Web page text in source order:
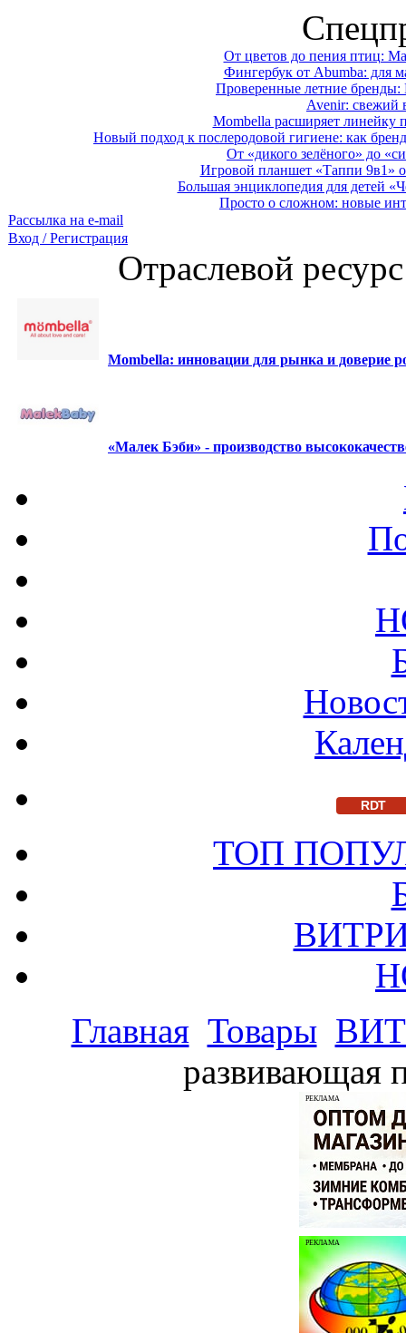
От цветов до пения птиц:
Фингербук от Abumba: для
Проверенные летние
Avenir: свежий
Mombella расширяет линейку
Новый подход к послеродовой гигиене: как
От «дикого зелёного» до
Игровой планшет «Таппи 9в1»
Большая энциклопедия для детей
Просто о сложном: новые
Рассылка на e-mail
Вход / Регистрация
Отраслевой
Mombella: инновации для рынка и доверие
«Малек Бэби» - производство
RDT
ТОП
Главная Товары
развивающая
РЕКЛАМА
РЕКЛАМА